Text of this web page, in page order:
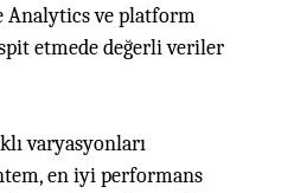
Analytics ve platform
etmede değerli veriler
varyasyonları
en iyi performans